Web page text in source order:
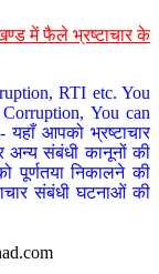
में फैले भ्रष्टाचार के
RTI etc. You
You can
आपको भ्रष्टाचार
अन्य संबंधी कानूनों की
पूर्णतया निकालने की
संबंधी घटनाओं की